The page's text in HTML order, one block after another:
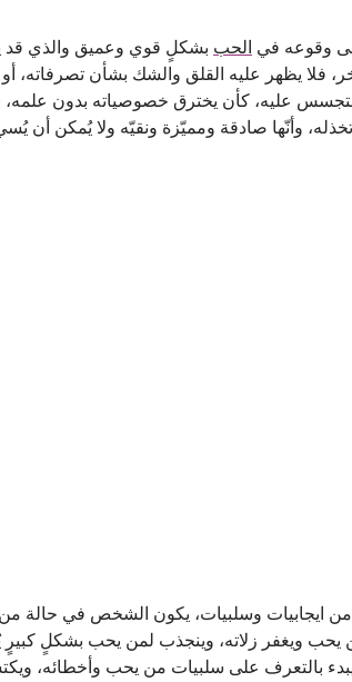
وقوعه في الحب بشكلٍ قوي وعميق والذي قد
فلا يظهر عليه القلق والشك بشأن تصرفاته،
للتجسس عليه، كأن يخترق خصوصياته بدون
تخذله، وأنّها صادقة ومميّزة ونقيّه ولا يُمكن أن
ايجابيات وسلبيات، يكون الشخص في حالة
يحب ويغفر زلاته، وينجذب لمن يحب بشكلٍ
بالتعرف على سلبيات من يحب وأخطائه،